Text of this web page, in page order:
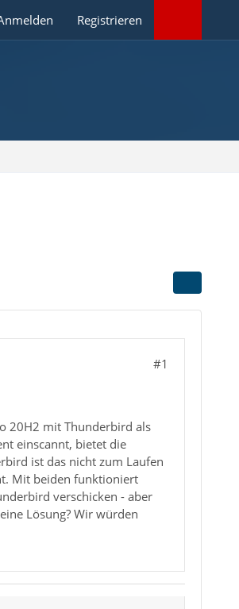
Registrieren
#1
20H2 mit Thunderbird als
einscannt, bietet die
ist das nicht zum Laufen
Mit beiden funktioniert
verschicken - aber
Lösung? Wir würden